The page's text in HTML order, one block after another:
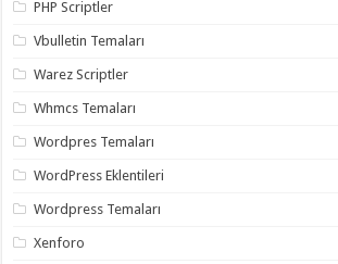
gaziantep
twitter
hilesi ,
takipçi
instagram
hilesi ,
PHP Scriptler
Vbulletin Temaları
Warez Scriptler
Whmcs Temaları
Wordpres Temaları
WordPress Eklentileri
Wordpress Temaları
Xenforo